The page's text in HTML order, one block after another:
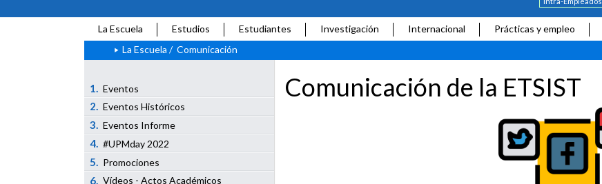
La Escuela Estudios Estudiantes Investigación Internacional
Prácticas y empleo
La Escuela / Comunicación
1. Eventos
2. Eventos Históricos
3. Eventos Informe
4. #UPMday 2022
5. Promociones
6. Vídeos - Actos Académicos
Comunicación de la ETSIST